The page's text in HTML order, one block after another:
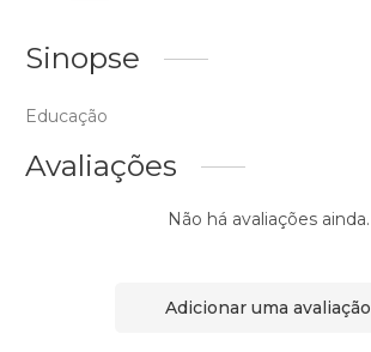
Sinopse
Educação
Avaliações
Não há avaliações ainda.
Adicionar uma avaliação